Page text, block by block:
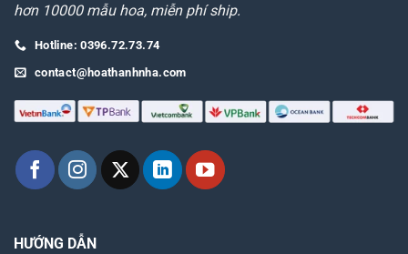
hơn 10000 mẫu hoa, miễn phí ship.
Hotline: 0396.72.73.74
contact@hoathanhnha.com
HƯỚNG DẪN